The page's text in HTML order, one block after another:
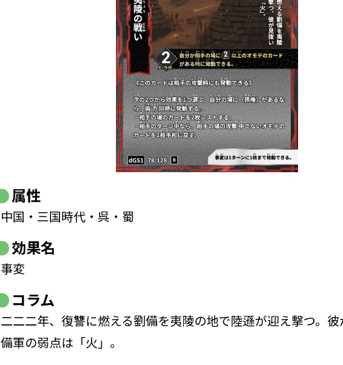
属性
中国・三国時代・呉・蜀
効果名
事変
コラム
二二二年、復讐に燃える劉備を夷陵の地で陸遜が迎え撃つ。
備軍の弱点は「火」。